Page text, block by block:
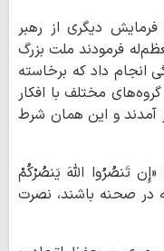
دیگری از رهبر
فرمودند ملت بزرگ
روزه، کار بزرگی انجام داد که برخاسته
مختلف با افکار
و این همان شرط
تَنصُرُوا اللَّهَ یَنصُرْکُمْ
در صحنه باشند، نصرت